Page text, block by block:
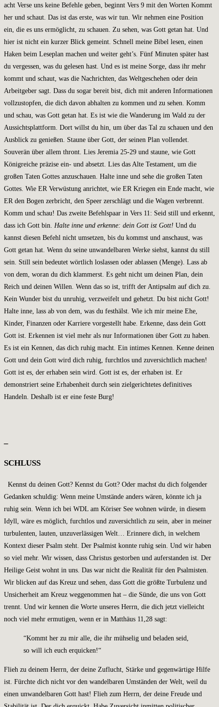
acht Verse uns keine Befehle geben, beginnt Vers 9 mit den Worten Kommt
her und schaut. Das ist das erste, was wir tun. Wir nehmen eine Position
ein, die es uns ermöglicht, zu schauen. Zu sehen, was Gott getan hat. Und
hier ist nicht ein kurzer Blick gemeint. Schnell meine Bibel lesen, einen
Haken beim Leseplan machen und weiter geht’s. Fünf Minuten später hast
du vergessen, was du gelesen hast. Und es ist meine Sorge, dass ihr mehr
kommt und schaut, was die Nachrichten, das Weltgeschehen oder dein
Arbeitgeber sagt. Dass du sogar bereit bist, dich mit anderen Informationen
vollzustopfen, die dich davon abhalten zu kommen und zu sehen. Komm
und schau, was Gott getan hat. Es ist wie die Wanderung im Wald zu der
Aussichtsplattform. Dort willst du hin, um über das Tal zu schauen und den
Ausblick zu genießen. Staune über Gott, der seinen Plan vollendet.
Souverän über allem thront. Lies Jeremia 25-29 und staune, wie Gott
Königreiche präzise ein- und absetzt. Lies das Alte Testament, um die
großen Taten Gottes anzuschauen. Halte inne und sehe die großen Taten
Gottes. Wie ER Verwüstung anrichtet, wie ER Kriegen ein Ende macht, wie
ER den Bogen zerbricht, den Speer zerschlägt und die Wagen verbrennt.
Komm und schau! Das zweite Befehlspaar in Vers 11: Seid still und erkennt,
dass ich Gott bin. Halte inne und erkenne: dein Gott ist Gott! Und du
kannst diesen Befehl nicht umsetzen, bis du kommst und anschaust, was
Gott getan hat. Wenn du seine unwandelbaren Werke siehst, kannst du still
sein. Still sein bedeutet wörtlich loslassen oder ablassen (Menge). Lass ab
von dem, woran du dich klammerst. Es geht nicht um deinen Plan, dein
Reich und deinen Willen. Wenn das so ist, trifft der Antipsalm auf dich zu.
Kein Wunder bist du unruhig, verzweifelt und gehetzt. Du bist nicht Gott!
Halte inne, lass ab von dem, was du festhälst. Wie ich mir meine Ehe,
Kinder, Finanzen oder Karriere vorgestellt habe. Erkenne, dass dein Gott
Gott ist. Erkennen ist viel mehr als nur Informationen über Gott zu haben.
Es ist ein Kennen, das dich ruhig macht. Ein intimes Kennen. Kenne deinen
Gott und dein Gott wird dich ruhig, furchtlos und zuversichtlich machen!
Gott ist es, der erhaben sein wird. Gott ist es, der erhaben ist. Er
demonstriert seine Erhabenheit durch sein zielgerichtetes definitives
Handeln. Deshalb ist er eine feste Burg!
SCHLUSS
Kennst du deinen Gott? Kennst du Gott? Oder machst du dich folgender
Gedanken schuldig: Wenn meine Umstände anders wären, könnte ich ja
ruhig sein. Wenn ich bei WDL am Köriser See wohnen würde, in diesem
Idyll, wäre es möglich, furchtlos und zuversichtlich zu sein, aber in meiner
turbulenten, lauten, unzuverlässigen Welt… Erinnere dich, in welchem
Kontext dieser Psalm steht. Der Psalmist konnte ruhig sein. Und wir haben
so viel mehr. Wir wissen, dass Christus gestorben und auferstanden ist. Der
Heilige Geist wohnt in uns. Das war nicht die Realität für den Psalmisten.
Wir blicken auf das Kreuz und sehen, dass Gott die größte Turbulenz und
Unsicherheit am Kreuz weggenommen hat – die Sünde, die uns von Gott
trennt. Und wir kennen die Worte unseres Herrn, die dich jetzt vielleicht
noch viel mehr ermutigen, wenn er in Matthäus 11,28 sagt:
“Kommt her zu mir alle, die ihr mühselig und beladen seid,
so will ich euch erquicken!“
Flieh zu deinem Herrn, der deine Zuflucht, Stärke und gegenwärtige Hilfe
ist. Fürchte dich nicht vor den wandelbaren Umständen der Welt, weil du
einen unwandelbaren Gott hast! Flieh zum Herrn, der deine Freude und